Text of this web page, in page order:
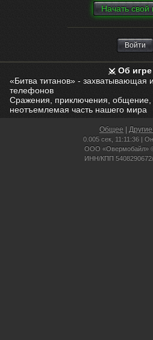
Нaчaть свой
Войти
Об игре
«Битва титанов» - захватывающая
телефонов
Сражения, приключения, общение,
неотъемлемая часть нашего мира
Общее
0.005 сек, 11:11:36 |
ООО «Овермобайл»
ИНН/КПП